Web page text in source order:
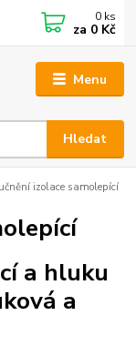
Menu
Hledat
0 ks
za 0 Kč
izolace samolepící
a hluku
a